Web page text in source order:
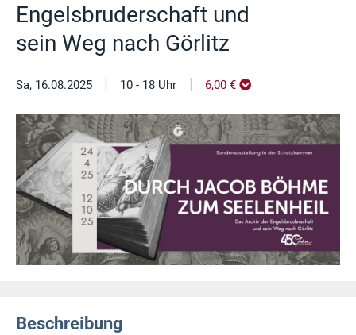
Engelsbruderschaft und
sein Weg nach Görlitz
Sa, 16.08.2025 | 10 - 18 Uhr | 6,00 €
Beschreibung